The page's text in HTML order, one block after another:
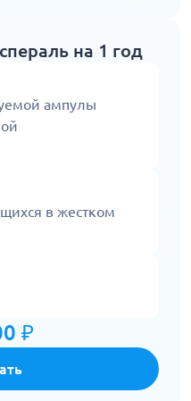
на 1 год
ампулы
в жестком
₽